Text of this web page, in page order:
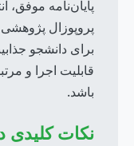
پایان‌نامه
پروپوزال
برای دانشجو
قابلیت اجرا و
باشد.
نکات کلیدی